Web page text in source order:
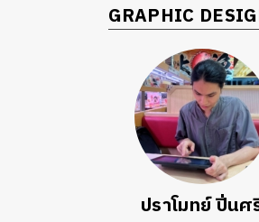
GRAPHIC
ปราโมทย์ ปิ่นศ